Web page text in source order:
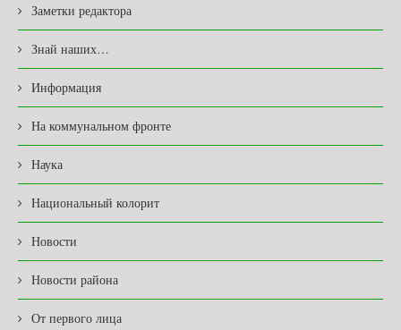
Заметки редактора
Знай наших…
Информация
На коммунальном фронте
Наука
Национальный колорит
Новости
Новости района
От первого лица